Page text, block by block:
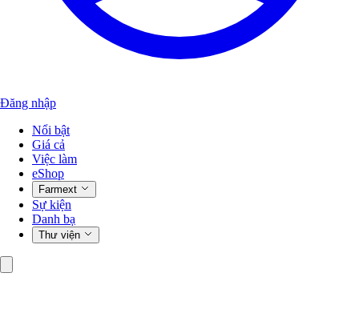
Đăng nhập
Nổi bật
Giá cả
Việc làm
eShop
Farmext
Sự kiện
Danh bạ
Thư viện